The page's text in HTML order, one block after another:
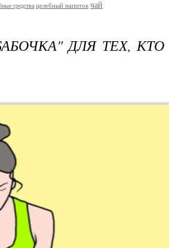
средства целебный напиток чай
ДЛЯ ТЕХ, КТО